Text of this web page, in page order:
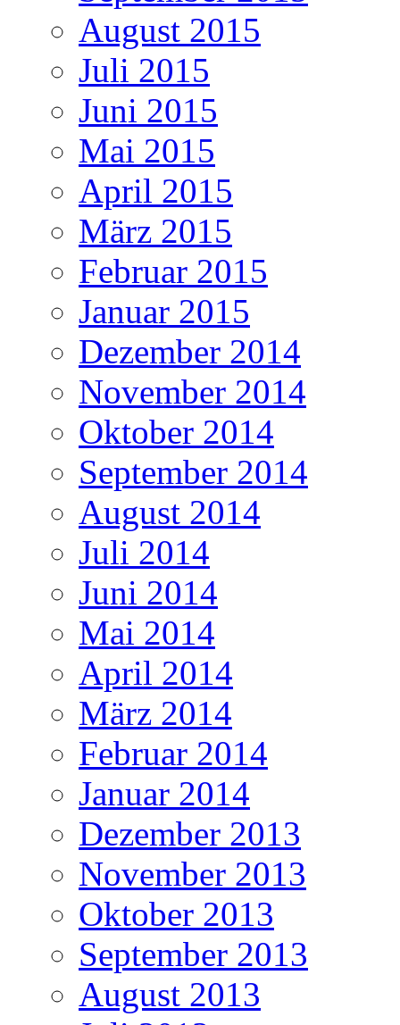
August 2015
Juli 2015
Juni 2015
Mai 2015
April 2015
März 2015
Februar 2015
Januar 2015
Dezember 2014
November 2014
Oktober 2014
September 2014
August 2014
Juli 2014
Juni 2014
Mai 2014
April 2014
März 2014
Februar 2014
Januar 2014
Dezember 2013
November 2013
Oktober 2013
September 2013
August 2013